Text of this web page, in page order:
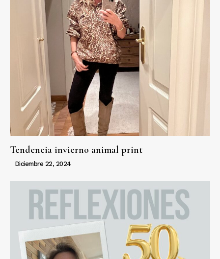
Tendencia invierno animal print
Diciembre 22, 2024